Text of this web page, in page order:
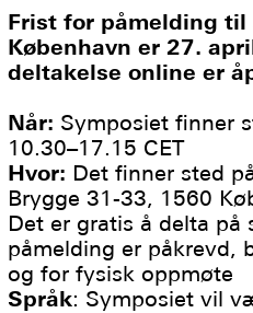
Frist for påmelding til
København er 27.
deltakelse online er
Når: Symposiet finner
10.30–17.15 CET
Hvor: Det finner sted
Brygge 31-33, 1560
Det er gratis å delta på
påmelding er påkrevd,
og for fysisk oppmøte
Språk: Symposiet vil